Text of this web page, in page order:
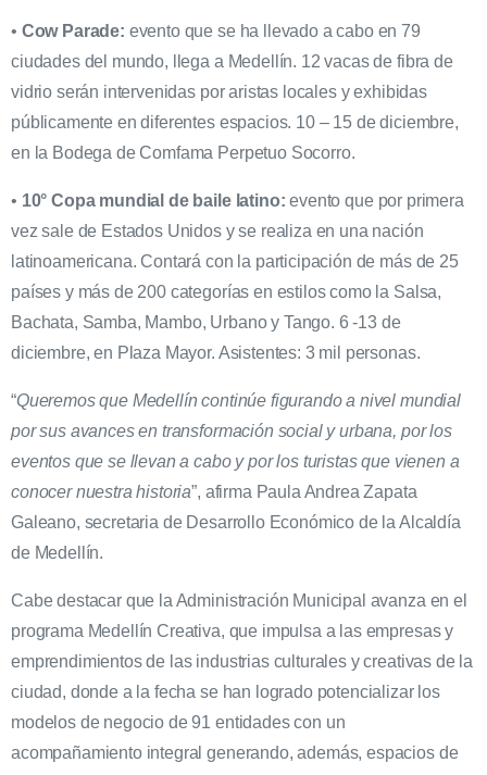
• Cow Parade: evento que se ha llevado a cabo en 79
ciudades del mundo, llega a Medellín. 12 vacas de fibra de
vidrio serán intervenidas por aristas locales y exhibidas
públicamente en diferentes espacios. 10 – 15 de diciembre,
en la Bodega de Comfama Perpetuo Socorro.
• 10° Copa mundial de baile latino: evento que por primera
vez sale de Estados Unidos y se realiza en una nación
latinoamericana. Contará con la participación de más de 25
países y más de 200 categorías en estilos como la Salsa,
Bachata, Samba, Mambo, Urbano y Tango. 6 -13 de
diciembre, en Plaza Mayor. Asistentes: 3 mil personas.
“Queremos que Medellín continúe figurando a nivel mundial
por sus avances en transformación social y urbana, por los
eventos que se llevan a cabo y por los turistas que vienen a
conocer nuestra historia”, afirma Paula Andrea Zapata
Galeano, secretaria de Desarrollo Económico de la Alcaldía
de Medellín.
Cabe destacar que la Administración Municipal avanza en el
programa Medellín Creativa, que impulsa a las empresas y
emprendimientos de las industrias culturales y creativas de la
ciudad, donde a la fecha se han logrado potencializar los
modelos de negocio de 91 entidades con un
acompañamiento integral generando, además, espacios de